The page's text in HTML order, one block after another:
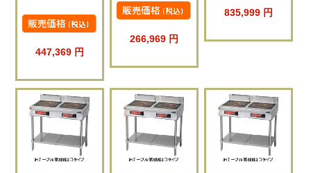
447,369 円
266,969 円
835,999 円